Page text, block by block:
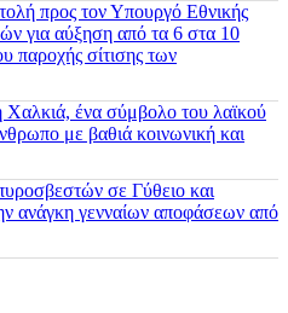
προς τον Υπουργό Εθνικής
για αύξηση από τα 6 στα 10
παροχής σίτισης των
ένα σύμβολο του λαϊκού
με βαθιά κοινωνική και
σε Γύθειο και
ανάγκη γενναίων αποφάσεων από